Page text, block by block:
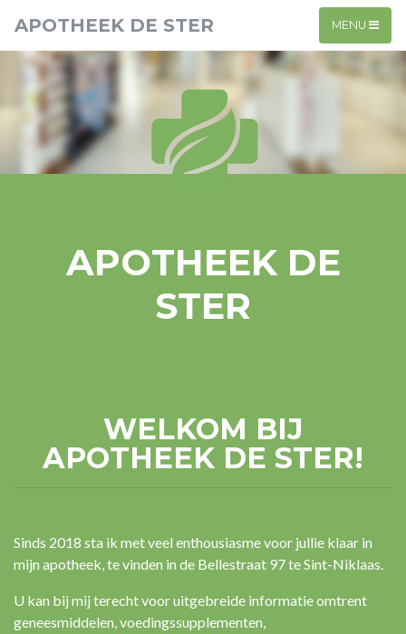
APOTHEEK DE STER MENU
APOTHEEK DE
STER
WELKOM BIJ
APOTHEEK DE STER!
Sinds 2018 sta ik met veel enthousiasme voor jullie klaar in
mijn apotheek, te vinden in de Bellestraat 97 te Sint-Niklaas.
U kan bij mij terecht voor uitgebreide informatie omtrent
geneesmiddelen, voedingssupplementen,